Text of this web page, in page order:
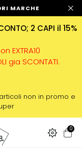
MARCHE
2 CAPI il 15%
EXTRA10
gia SCONTATI.
non in promo e
0